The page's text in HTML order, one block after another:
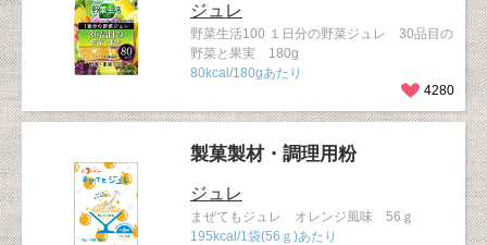
ジュレ
野菜生活100 １日分の野菜ジュレ 30品目の
野菜と果実 180g
80kcal/180gあたり
4280
製菓製材・調理用粉
ジュレ
まぜてもジュレ オレンジ風味 56ｇ
195kcal/1袋(56ｇ)あたり